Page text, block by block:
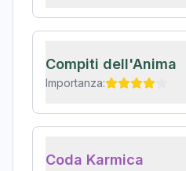
Compiti dell'Anima
Importanza:
Coda Karmica